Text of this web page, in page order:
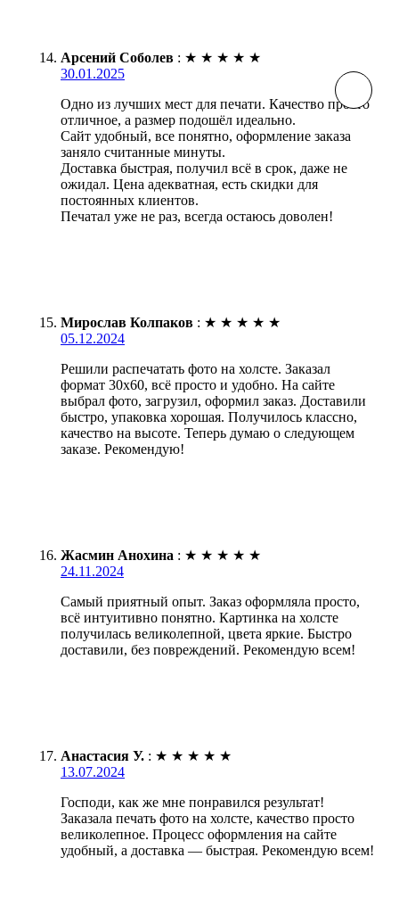
Арсений Соболев : ★ ★ ★ ★ ★
30.01.2025
Одно из лучших мест для печати. Качество просто
отличное, а размер подошёл идеально.
Сайт удобный, все понятно, оформление заказа
заняло считанные минуты.
Доставка быстрая, получил всё в срок, даже не
ожидал. Цена адекватная, есть скидки для
постоянных клиентов.
Печатал уже не раз, всегда остаюсь доволен!
Мирослав Колпаков : ★ ★ ★ ★ ★
05.12.2024
Решили распечатать фото на холсте. Заказал
формат 30х60, всё просто и удобно. На сайте
выбрал фото, загрузил, оформил заказ. Доставили
быстро, упаковка хорошая. Получилось классно,
качество на высоте. Теперь думаю о следующем
заказе. Рекомендую!
Жасмин Анохина : ★ ★ ★ ★ ★
24.11.2024
Самый приятный опыт. Заказ оформляла просто,
всё интуитивно понятно. Картинка на холсте
получилась великолепной, цвета яркие. Быстро
доставили, без повреждений. Рекомендую всем!
Анастасия У. : ★ ★ ★ ★ ★
13.07.2024
Господи, как же мне понравился результат!
Заказала печать фото на холсте, качество просто
великолепное. Процесс оформления на сайте
удобный, а доставка — быстрая. Рекомендую всем!